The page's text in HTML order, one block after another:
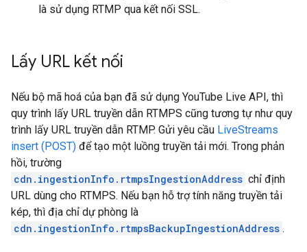
là sử dụng RTMP qua kết nối SSL.
Lấy URL kết nối
Nếu bộ mã hoá của bạn đã sử dụng YouTube Live API, thì
quy trình lấy URL truyền dẫn RTMPS cũng tương tự như quy
trình lấy URL truyền dẫn RTMP. Gửi yêu cầu LiveStreams
insert (POST) để tạo một luồng truyền tải mới. Trong phản
hồi, trường
cdn.ingestionInfo.rtmpsIngestionAddress chỉ định
URL dùng cho RTMPS. Nếu bạn hỗ trợ tính năng truyền tải
kép, thì địa chỉ dự phòng là
cdn.ingestionInfo.rtmpsBackupIngestionAddress .